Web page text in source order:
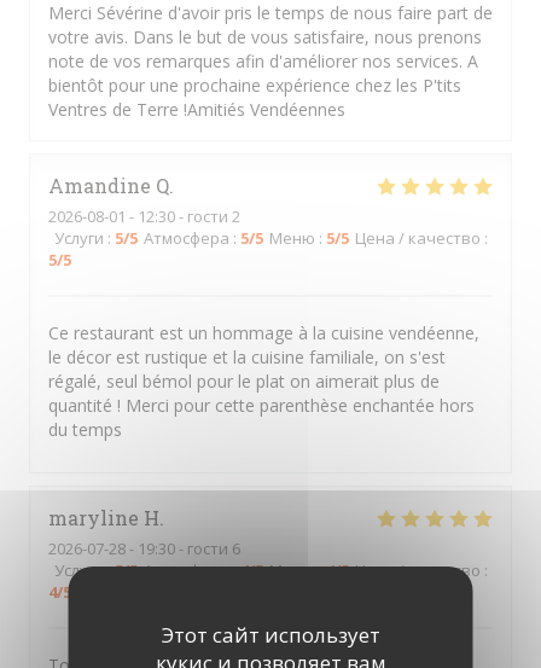
Этот сайт использует
кукис и позволяет вам
Merci Sévérine d'avoir pris le temps de nous faire part de
votre avis. Dans le but de vous satisfaire, nous prenons
note de vos remarques afin d'améliorer nos services. A
bientôt pour une prochaine expérience chez les P'tits
Ventres de Terre !Amitiés Vendéennes
Amandine Q
2026-08-01 - 12:30 - гости 2
Услуги : 5/5 Атмосфера : 5/5 Меню : 5/5 Цена / качество :
5/5
Ce restaurant est un hommage à la cuisine vendéenne,
le décor est rustique et la cuisine familiale, on s'est
régalé, seul bémol pour le plat on aimerait plus de
quantité ! Merci pour cette parenthèse enchantée hors
du temps
maryline H
2026-07-28- 19:30 - гости 6
Услуги:5/5 Атмосфера:4/5 Меню:4/5 Цена / качество :
4/5